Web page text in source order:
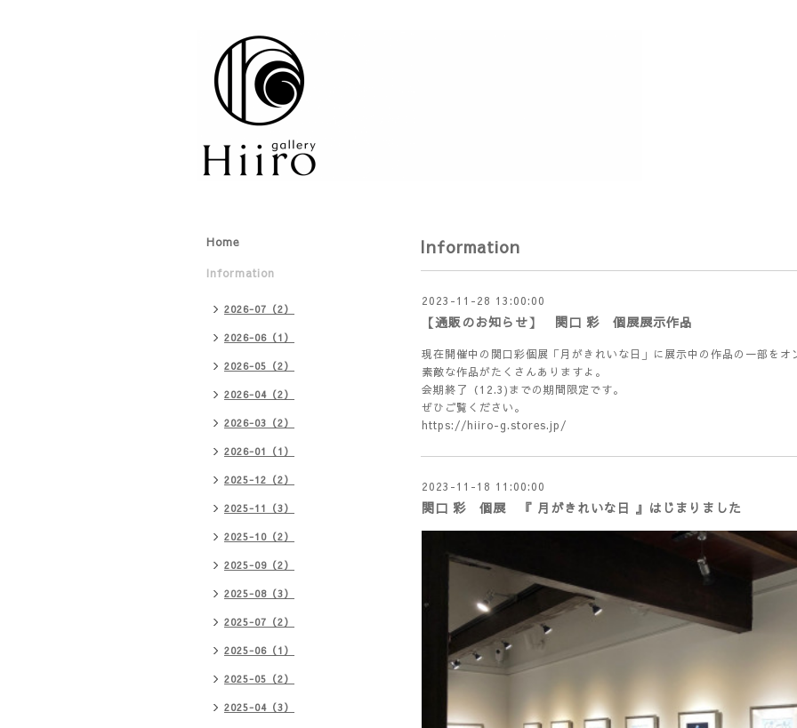
Information
2023-11-28 13:00:00
【通販のお知らせ】 関口 彩 個展展示作品
現在開催中の関口彩個展「月がきれいな日」に展示中の作品の一部を
素敵な作品がたくさんありますよ。
会期終了（12.3)までの期間限定です。
ぜひご覧ください。
https://hiiro-g.stores.jp/
2023-11-18 11:00:00
関口 彩 個展 『 月がきれいな日 』はじまりました
Home
Information
2026-07（2）
2026-06（1）
2026-05（2）
2026-04（2）
2026-03（2）
2026-01（1）
2025-12（2）
2025-11（3）
2025-10（2）
2025-09（2）
2025-08（3）
2025-07（2）
2025-06（1）
2025-05（2）
2025-04（3）